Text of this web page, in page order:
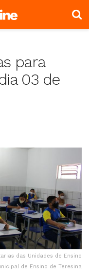
para
03 de
das Unidades de Ensino
de Ensino de Teresina